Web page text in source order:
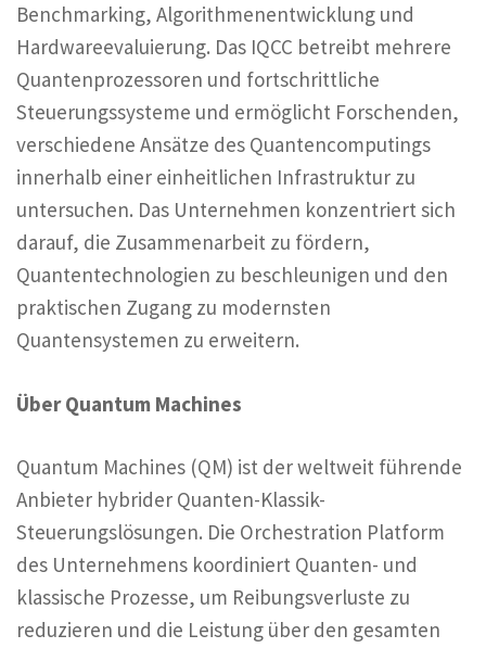
Benchmarking, Algorithmenentwicklung und
Hardwareevaluierung. Das IQCC betreibt mehrere
Quantenprozessoren und fortschrittliche
Steuerungssysteme und ermöglicht Forschenden,
verschiedene Ansätze des Quantencomputings
innerhalb einer einheitlichen Infrastruktur zu
untersuchen. Das Unternehmen konzentriert sich
darauf, die Zusammenarbeit zu fördern,
Quantentechnologien zu beschleunigen und den
praktischen Zugang zu modernsten
Quantensystemen zu erweitern.
Über Quantum Machines
Quantum Machines (QM) ist der weltweit führende
Anbieter hybrider Quanten-Klassik-
Steuerungslösungen. Die Orchestration Platform
des Unternehmens koordiniert Quanten- und
klassische Prozesse, um Reibungsverluste zu
reduzieren und die Leistung über den gesamten